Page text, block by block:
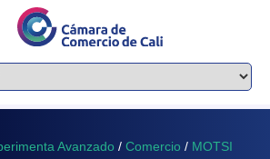
Avanzado / Comercio / MOTSI